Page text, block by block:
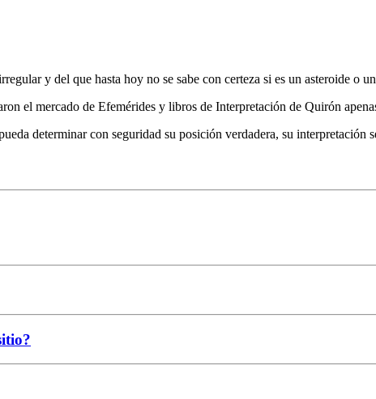
y del que hasta hoy no se sabe con certeza si es un asteroide o
el mercado de Efemérides y libros de Interpretación de Quirón
determinar con seguridad su posición verdadera, su interpretación